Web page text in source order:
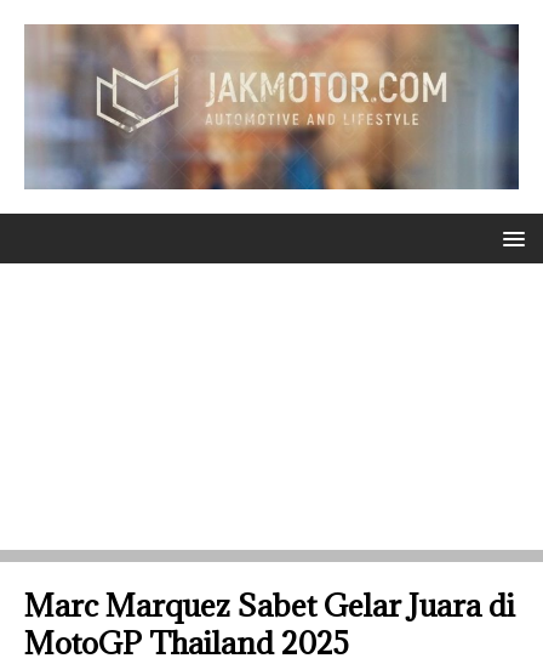
Marc Marquez Sabet Gelar Juara di
MotoGP Thailand 2025